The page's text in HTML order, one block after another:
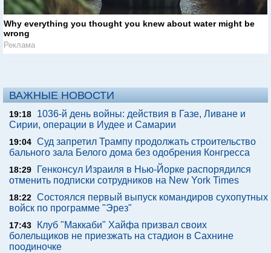
Why everything you thought you knew about water might be
wrong
Реклама
ВАЖНЫЕ НОВОСТИ
19:18
1036-й день войны: действия в Газе, Ливане и
Сирии, операции в Иудее и Самарии
19:04 Суд запретил Трампу продолжать строительство
бального зала Белого дома без одобрения Конгресса
18:29
Генконсул Израиля в Нью-Йорке распорядился
отменить подписки сотрудников на New York Times
18:22 Состоялся первый выпуск командиров сухопутных
войск по программе "Эрез"
17:43
Клуб "Маккаби" Хайфа призвал своих
болельщиков не приезжать на стадион в Сахнине
поодиночке